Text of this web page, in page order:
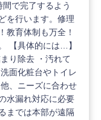
で完了するよう
を行います。修理
教育体制も万全！
【具体的には…】
り除去 ・汚れて
面化粧台やトイレ
、ニーズに合わせ
水漏れ対応に必要
までは本部が遠隔